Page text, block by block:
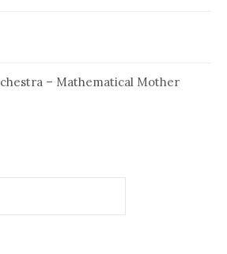
– Mathematical Mother